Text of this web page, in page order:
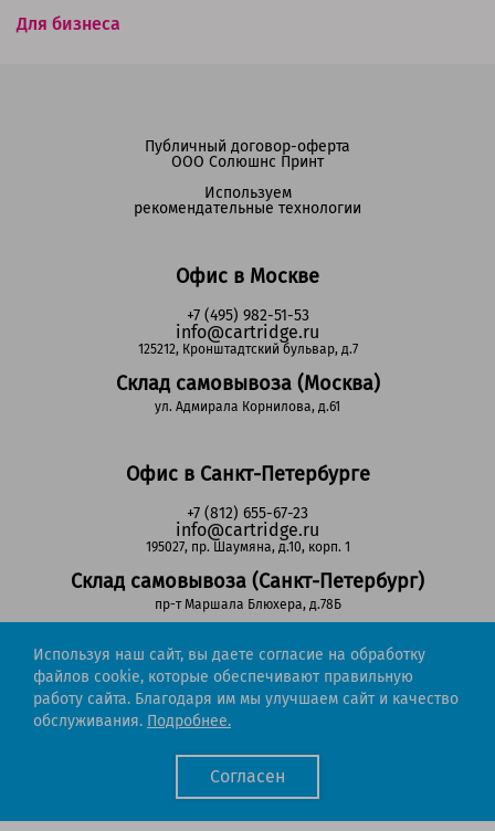
Для бизнеса
Офис в Москве
+7 (495) 982-51-53
info@cartridge.ru
125212, Кронштадтский бульвар, д.7
Склад самовывоза (Москва)
ул. Адмирала Корнилова, д.61
Офис в Санкт-Петербурге
+7 (812) 655-67-23
info@cartridge.ru
195027, пр. Шаумяна, д.10, корп. 1
Склад самовывоза (Санкт-Петербург)
пр-т Маршала Блюхера, д.78Б
Регионы РФ
8-800-302-51-53
(звонок бесплатный)
Публичный договор-оферта
ООО Солюшнс Принт
Используем
рекомендательные технологии
Cartridge.ru 2012-2026. Все права защищены
Используя наш сайт, вы даете согласие на обработку
файлов cookie, которые обеспечивают правильную
работу сайта. Благодаря им мы улучшаем сайт и качество
обслуживания. Подробнее.
Согласен